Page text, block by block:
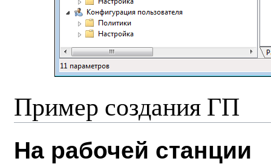
Пример создания ГП
На рабочей станции